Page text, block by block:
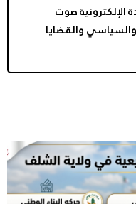
الإلكترونية صوت
والقضايا